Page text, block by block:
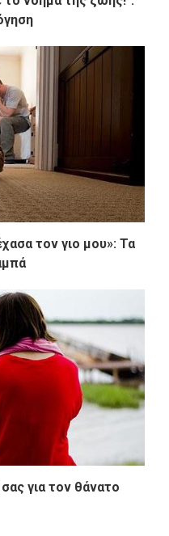
τον γιο μου»: Τα
για τον θάνατο